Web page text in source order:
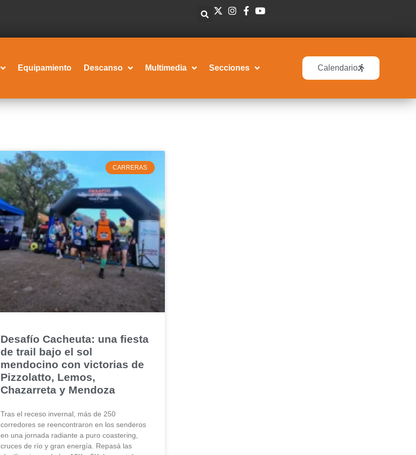
Equipamiento Descanso Multimedia Secciones Calendario
CARRERAS
Desafío Cacheuta: una fiesta
de trail bajo el sol
mendocino con victorias de
Pizzolatto, Lemos,
Chazarreta y Mendoza
Tras el receso invernal, más de 250
corredores se reencontraron en los senderos
en una jornada radiante a puro coastering,
cruces de río y gran energía. Repasá las